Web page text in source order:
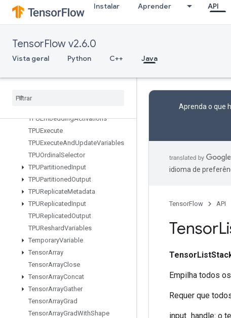
Instalar Aprender API
TensorFlow v2.6.0
Vista geral Python C++ Java
StridedSliceAssign
StringNGrams
StringUpper
TPUEmbeddingActivations
TPUExecute
TPUExecuteAndUpdateVariables
TPUOrdinal Selector
TPUPartitionedInput
TPUPartitionedOutput
TPUReplicateMetadata
TPUReplicatedInput
TPUReplicatedOutput
TPUReshardVariables
TemporaryVariable
TensorArray
TensorArrayClose
TensorArrayConcat
TensorArrayGather
TensorArrayGrad
TensorArrayGradWithShape
Aprenda o que
idioma de
TensorFlow API
Tensor
Empilha todos
Requer que
input_handle: o